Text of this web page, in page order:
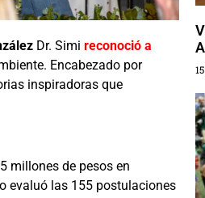
Dr. Simi reconoció a
Encabezado por
inspiradoras que
millones de pesos en
evaluó las 155 postulaciones